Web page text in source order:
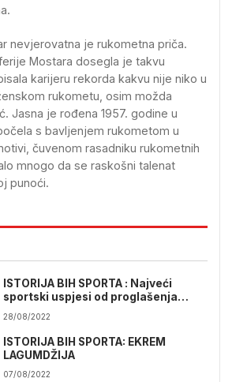
nevjerovatna je rukometna priča.
Mostara dosegla je takvu
karijeru rekorda kakvu nije niko u
rukometu, osim možda
Jasna je rođena 1957. godine u
s bavljenjem rukometom u
čuvenom rasadniku rukometnih
mnogo da se raskošni talenat
punoći.
ISTORIJA BIH SPORTA : Najveći
sportski uspjesi od proglašenja
nezavisnosti
28/08/2022
ISTORIJA BIH SPORTA: EKREM
LAGUMDŽIJA
07/08/2022